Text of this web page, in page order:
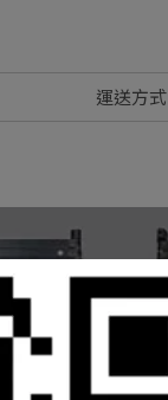
運送方式